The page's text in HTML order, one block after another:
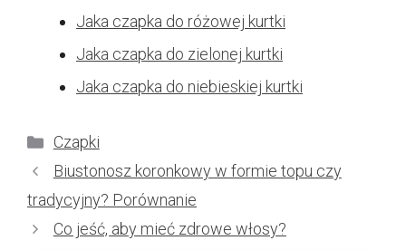
Jaka czapka do różowej kurtki
Jaka czapka do zielonej kurtki
Jaka czapka do niebieskiej kurtki
Kategorie
Czapki
Biustonosz koronkowy w formie topu czy
tradycyjny? Porównanie
Co jeść, aby mieć zdrowe włosy?